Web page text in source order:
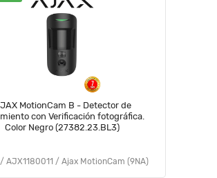
MotionCam B - Detector de
con Verificación fotográfica.
Color Negro (27382.23.BL3)
AJX1180011 / Ajax MotionCam (9NA)